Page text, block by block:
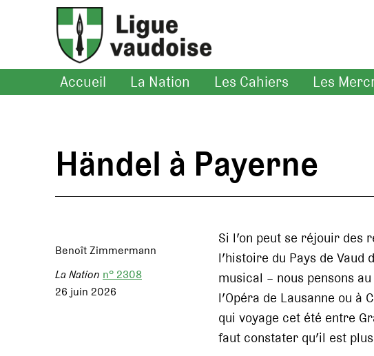
Accueil La Nation Les Cahiers Les
Händel à Payerne
Benoît Zimmermann
La Nation n° 2308
26 juin 2026
Si l’on peut se réjouir des
l’histoire du Pays de
musical – nous pensons
l’Opéra de Lausanne ou à
qui voyage cet été entre
faut constater qu’il est plus